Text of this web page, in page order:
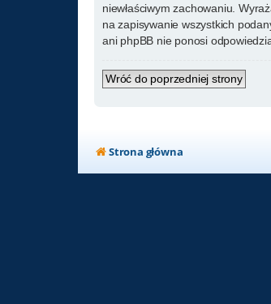
niewłaściwym zachowaniu.
na zapisywanie wszystkich
ani phpBB nie ponosi
Wróć do poprzedniej strony
Strona główna